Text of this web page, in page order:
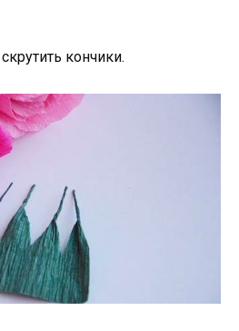
кончики.